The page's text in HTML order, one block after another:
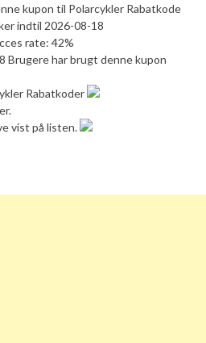
kupon til Polarcykler Rabatkode
indtil 2026-08-18
rate: 42%
Brugere har brugt denne kupon
Rabatkoder
vist på listen.